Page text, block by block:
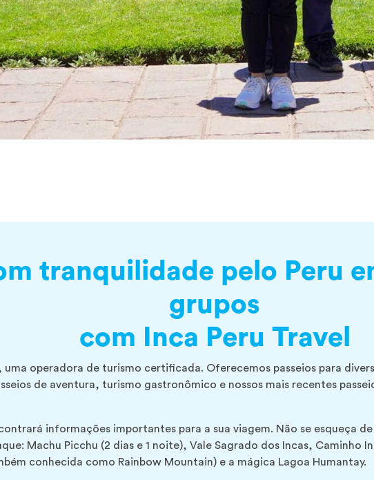
tranquilidade pelo Peru
grupos
com Inca Peru Travel
uma operadora de turismo certificada. Oferecemos passeios para
de aventura, turismo gastronômico e nossos mais recentes
informações importantes para a sua viagem. Não se esqueça
Machu Picchu (2 dias e 1 noite), Vale Sagrado dos Incas, Caminho
conhecida como Rainbow Mountain) e a mágica Lagoa Humantay.